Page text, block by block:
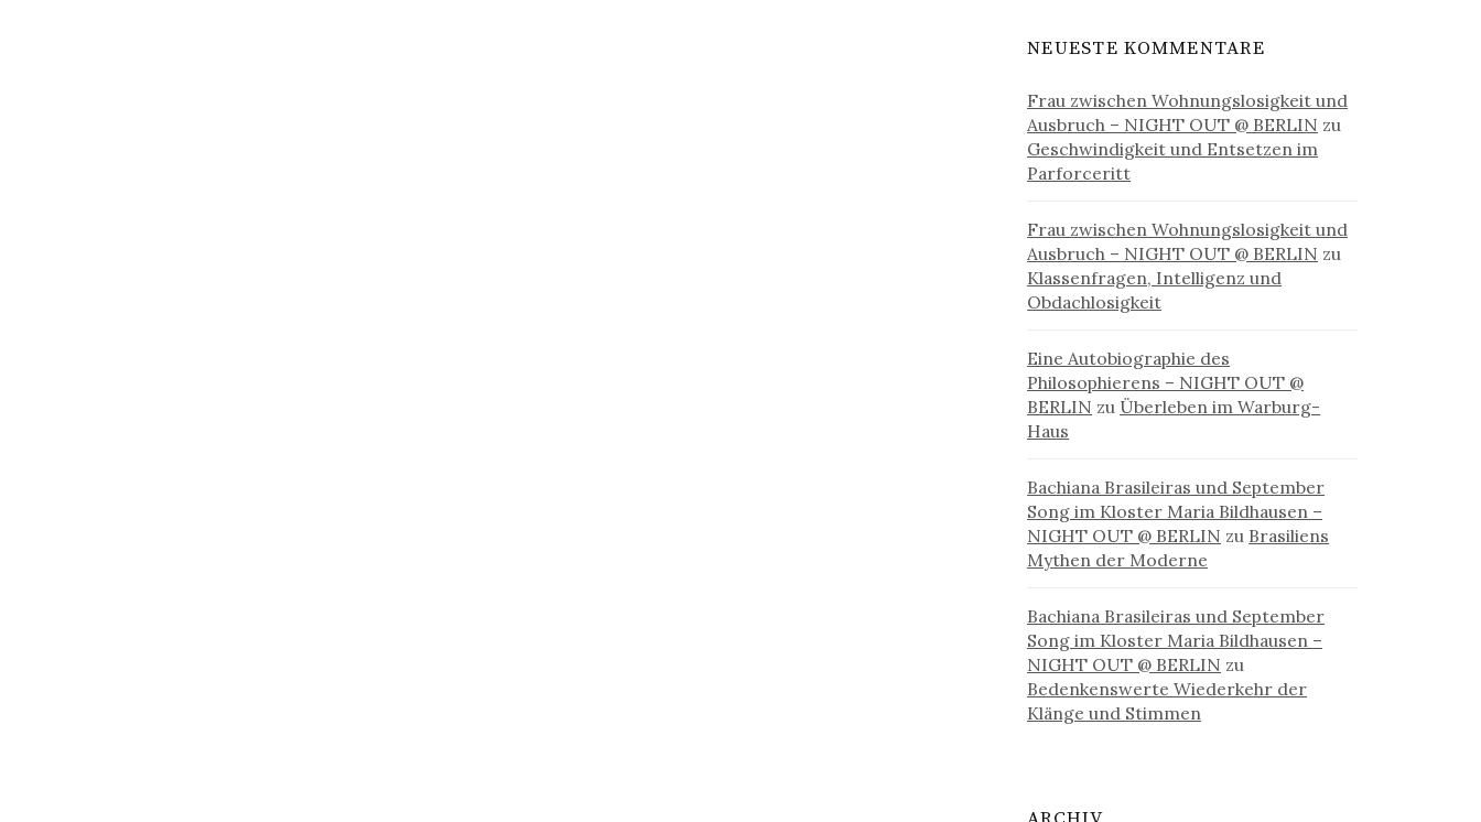
NEUESTE KOMMENTARE
Frau zwischen Wohnungslosigkeit und
Ausbruch – NIGHT OUT @ BERLIN zu
Geschwindigkeit und Entsetzen im
Parforceritt
Frau zwischen Wohnungslosigkeit und
Ausbruch – NIGHT OUT @ BERLIN zu
Klassenfragen, Intelligenz und
Obdachlosigkeit
Eine Autobiographie des
Philosophierens – NIGHT OUT @
BERLIN zu Überleben im Warburg-
Haus
Bachiana Brasileiras und September
Song im Kloster Maria Bildhausen –
NIGHT OUT @ BERLIN zu Brasiliens
Mythen der Moderne
Bachiana Brasileiras und September
Song im Kloster Maria Bildhausen –
NIGHT OUT @ BERLIN zu
Bedenkenswerte Wiederkehr der
Klänge und Stimmen